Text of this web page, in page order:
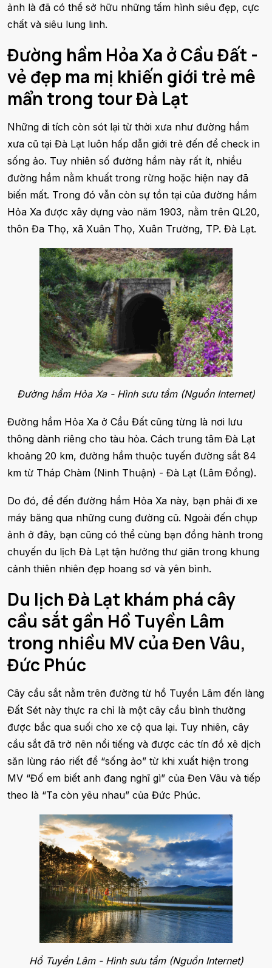
ảnh là đã có thể sở hữu những tấm hình siêu đẹp, cực
chất và siêu lung linh.
Đường hầm Hỏa Xa ở Cầu Đất -
vẻ đẹp ma mị khiến giới trẻ mê
mẩn trong tour Đà Lạt
Những di tích còn sót lại từ thời xưa như đường hầm
xưa cũ tại Đà Lạt luôn hấp dẫn giới trẻ đến để check in
sống ảo. Tuy nhiên số đường hầm này rất ít, nhiều
đường hầm nằm khuất trong rừng hoặc hiện nay đã
biến mất. Trong đó vẫn còn sự tồn tại của đường hầm
Hỏa Xa được xây dựng vào năm 1903, nằm trên QL20,
thôn Đa Thọ, xã Xuân Thọ, Xuân Trường, TP. Đà Lạt.
Đường hầm Hỏa Xa - Hình sưu tầm (Nguồn Internet)
Đường hầm Hỏa Xa ở Cầu Đất cũng từng là nơi lưu
thông dành riêng cho tàu hỏa. Cách trung tâm Đà Lạt
khoảng 20 km, đường hầm thuộc tuyến đường sắt 84
km từ Tháp Chàm (Ninh Thuận) - Đà Lạt (Lâm Đồng).
Do đó, để đến đường hầm Hỏa Xa này, bạn phải đi xe
máy băng qua những cung đường cũ. Ngoài đến chụp
ảnh ở đây, bạn cũng có thể cùng bạn đồng hành trong
chuyến du lịch Đà Lạt tận hưởng thư giãn trong khung
cảnh thiên nhiên đẹp hoang sơ và yên bình.
Du lịch Đà Lạt khám phá cây
cầu sắt gần Hồ Tuyền Lâm
trong nhiều MV của Đen Vâu,
Đức Phúc
Cây cầu sắt nằm trên đường từ hồ Tuyền Lâm đến làng
Đất Sét này thực ra chỉ là một cây cầu bình thường
được bắc qua suối cho xe cộ qua lại. Tuy nhiên, cây
cầu sắt đã trở nên nổi tiếng và được các tín đồ xê dịch
săn lùng ráo riết để “sống ảo” từ khi xuất hiện trong
MV “Đố em biết anh đang nghĩ gì” của Đen Vâu và tiếp
theo là “Ta còn yêu nhau” của Đức Phúc.
Hồ Tuyền Lâm - Hình sưu tầm (Nguồn Internet)